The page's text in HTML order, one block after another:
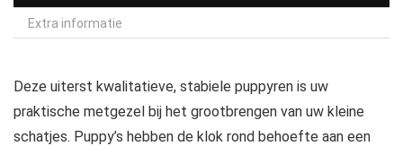
Extra informatie
Deze uiterst kwalitatieve, stabiele puppyren is uw
praktische metgezel bij het grootbrengen van uw kleine
schatjes. Puppy’s hebben de klok rond behoefte aan een